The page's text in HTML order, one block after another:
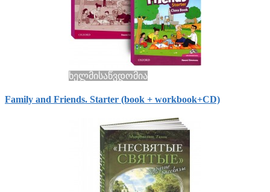
ხელმისაწვდომია
Family and Friends. Starter (book + workbook+СD)